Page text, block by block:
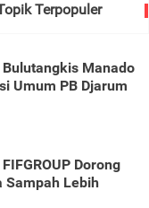
Terpopuler
Manado
Umum PB Djarum
Dorong
Sampah Lebih